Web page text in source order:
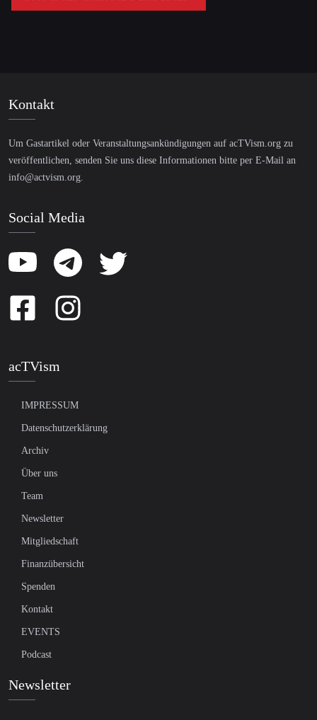
Kontakt
Um Gastartikel oder Veranstaltungsankündigungen auf acTVism.org zu
veröffentlichen, senden Sie uns diese Informationen bitte per E-Mail an
info@actvism.org.
Social Media
acTVism
IMPRESSUM
Datenschutzerklärung
Archiv
Über uns
Team
Newsletter
Mitgliedschaft
Finanzübersicht
Spenden
Kontakt
EVENTS
Podcast
Newsletter